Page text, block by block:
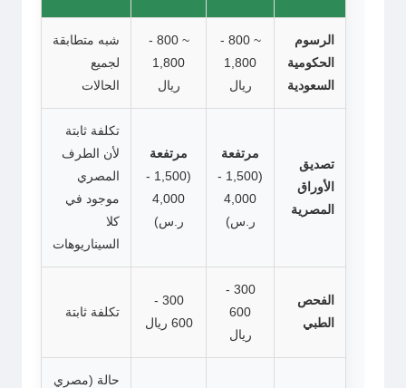
الرسوم
الحكومية
السعودية
~ 800 -
1,800
ريال
~ 800 -
1,800
ريال
شبه متطابقة
لجميع
الحالات
تصديق
الأوراق
المصرية
مرتفعة
(1,500 -
4,000
ر.س)
مرتفعة
(1,500 -
4,000
ر.س)
تكلفة ثابتة
لأن الطرف
المصري
موجود في
كلا
السيناريوهات
الفحص
الطبي
300 -
600
ريال
300 -
600 ريال
تكلفة ثابتة
حالة (مصري